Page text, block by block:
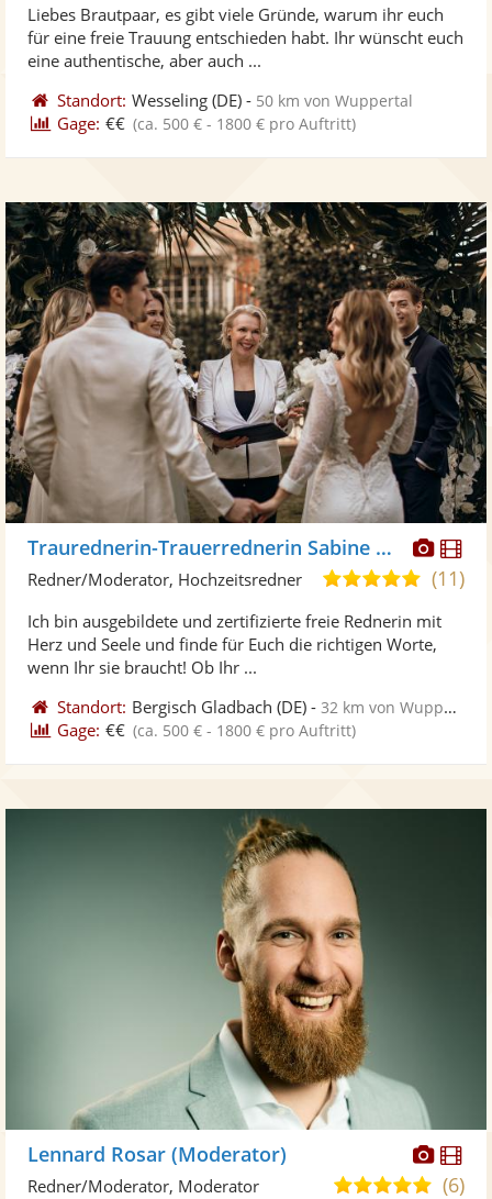
Fotos
5
Liebes Brautpaar, es gibt viele Gründe, warum ihr euch
für eine freie Trauung entschieden habt. Ihr wünscht euch
eine authentische, aber auch ...
Standort: Wesseling (DE) - 50 km von Wuppertal
Gage: €€ (ca. 500 € - 1800 € pro Auftritt)
Fotos
Traurednerin-Trauerrednerin Sabine Heil
5,0
5
Sternen
(11)
Redner/Moderator, Hochzeitsredner
Ich bin ausgebildete und zertifizierte freie Rednerin mit
Herz und Seele und finde für Euch die richtigen Worte,
wenn Ihr sie braucht! Ob Ihr ...
Standort: Bergisch Gladbach (DE) -32 km von Wuppertal
Gage: €€ (ca. 500 € - 1800 € pro Auftritt)
Lennard Rosar (Moderator)
5,0(6)
Redner/Moderator, Moderator